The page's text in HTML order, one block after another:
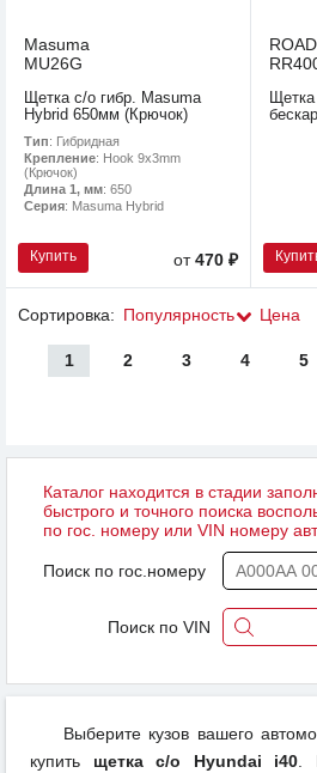
Masuma
MU26G
Щетка с/о гибр. Masuma
Hybrid 650мм (Крючок)
Тип: Гибридная
Крепление: Hook 9x3mm
(Крючок)
Длина 1, мм: 650
Серия: Masuma Hybrid
Купить от470 ₽
Щетка
Сортировка: Популярность Цена
1 2 3 4 5
Каталог находится в стадии
быстрого и точного поиска
по гос. номеру или VIN номеру
Поиск по гос.номеру
Поиск по VIN
Выберите кузов вашего
купить щетка с/о Hyundai i40.